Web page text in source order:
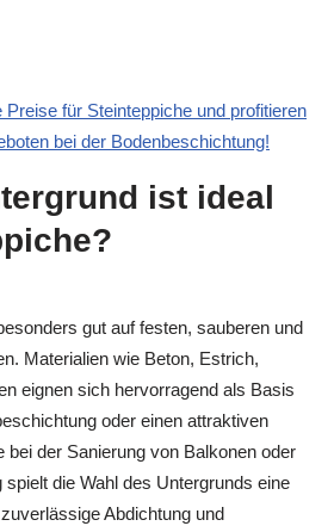
Preise für Steinteppiche und profitieren
bei der Bodenbeschichtung!
ist ideal
gut auf festen, sauberen und
Materialien wie Beton, Estrich,
eignen sich hervorragend als Basis
oder einen attraktiven
bei der Sanierung von Balkonen oder
die Wahl des Untergrunds eine
Abdichtung und